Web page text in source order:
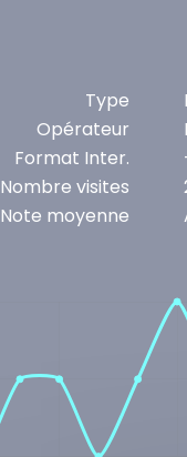
Type
Opérateur
Format Inter.
Nombre visites
Note moyenne